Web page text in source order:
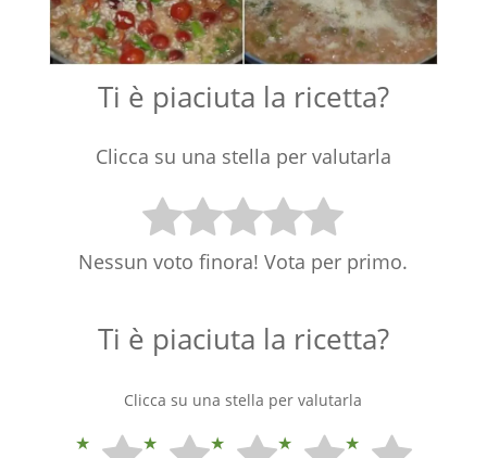
Ti è piaciuta la ricetta?
Clicca su una stella per valutarla
Nessun voto finora! Vota per primo.
Ti è piaciuta la ricetta?
Clicca su una stella per valutarla